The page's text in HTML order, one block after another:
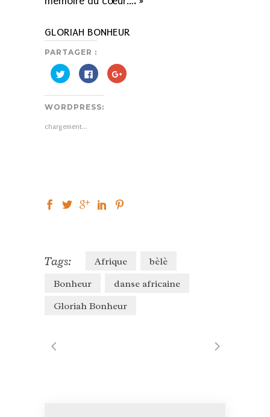
GLORIAH BONHEUR
PARTAGER :
Cliquez
pour
partager
sur
dans
fenêtre)
Cliquez
pour
partager
sur
dans
Cliquez
pour
WORDPRESS:
chargement…
Tags: Afrique
bèlè
Bonheur
danse africaine
Gloriah Bonheur